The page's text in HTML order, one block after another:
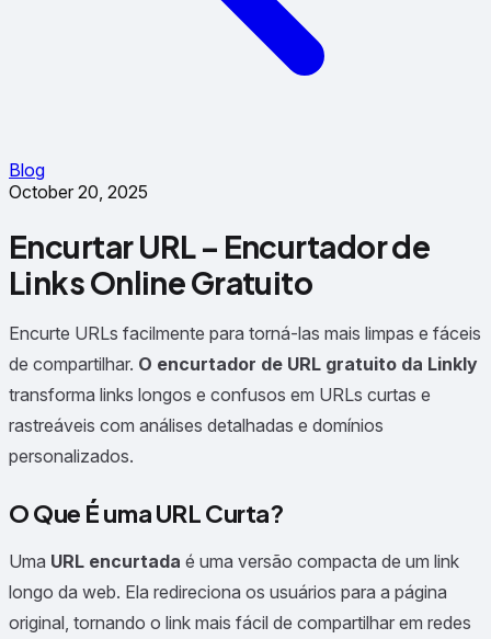
Blog
October 20, 2025
Encurtar URL – Encurtador de
Links Online Gratuito
Encurte URLs facilmente para torná-las mais limpas e fáceis
de compartilhar. O encurtador de URL gratuito da Linkly
transforma links longos e confusos em URLs curtas e
rastreáveis com análises detalhadas e domínios
personalizados.
O Que É uma URL Curta?
Uma URL encurtada é uma versão compacta de um link
longo da web. Ela redireciona os usuários para a página
original, tornando o link mais fácil de compartilhar em redes